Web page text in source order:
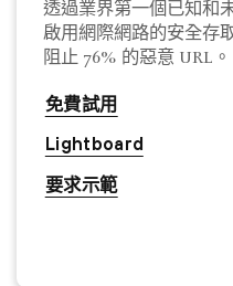
透過業界第一個已知和
啟用網際網路的安全存
阻止 76% 的惡意 URL。
免費試用
Lightboard
要求示範